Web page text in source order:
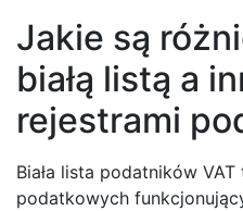
Jakie są
białą listą a
rejestrami
Biała lista podatników
podatkowych